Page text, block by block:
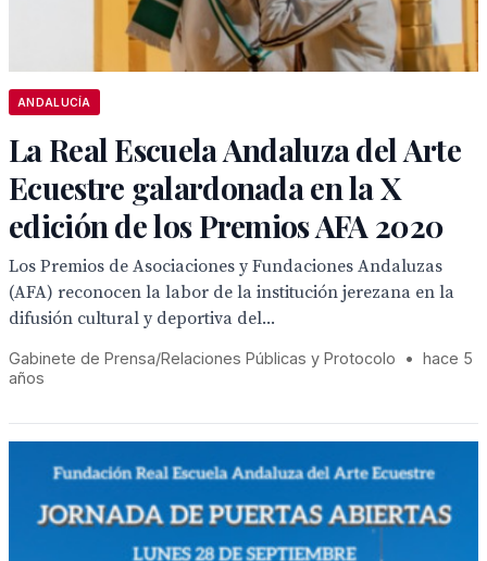
ANDALUCÍA
La Real Escuela Andaluza del Arte
Ecuestre galardonada en la X
edición de los Premios AFA 2020
Los Premios de Asociaciones y Fundaciones Andaluzas
(AFA) reconocen la labor de la institución jerezana en la
difusión cultural y deportiva del...
Gabinete de Prensa/Relaciones Públicas y Protocolo • hace 5
años